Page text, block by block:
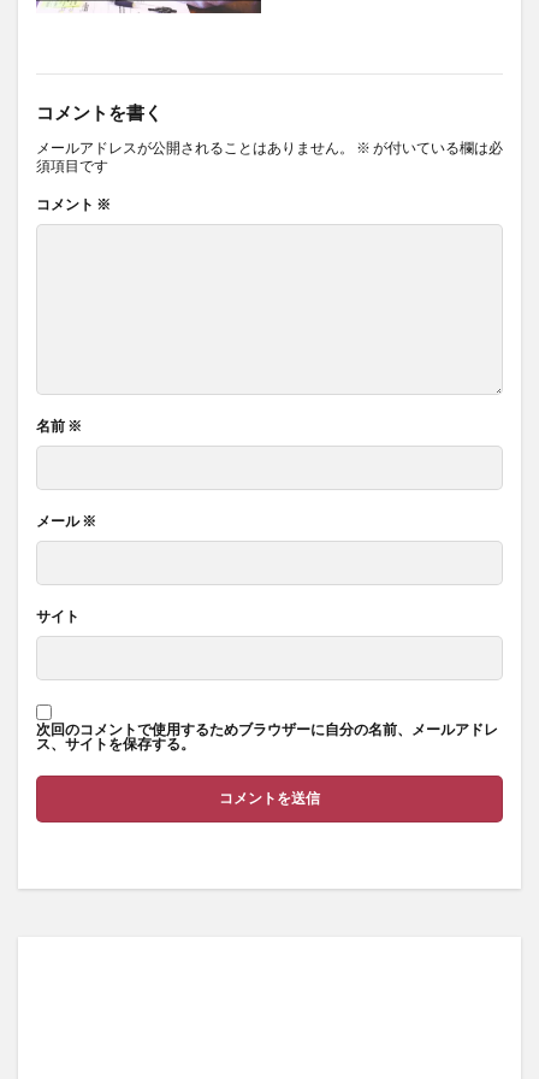
コメントを書く
メールアドレスが公開されることはありません。 ※ が付いている欄は必
須項目です
コメント ※
名前 ※
メール※
サイト
次回のコメントで使用するためブラウザーに自分の名前、メールアドレ
ス、サイトを保存する。